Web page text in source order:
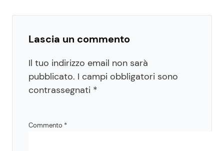
Lascia un commento
Il tuo indirizzo email non sarà
pubblicato. I campi obbligatori sono
contrassegnati *
Commento *